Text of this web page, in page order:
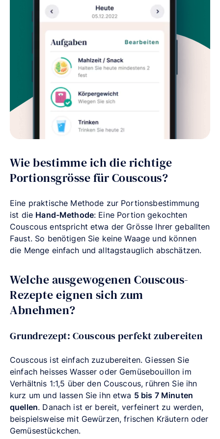
Wie bestimme ich die richtige
Portionsgrösse für Couscous?
Eine praktische Methode zur Portionsbestimmung
ist die Hand-Methode: Eine Portion gekochten
Couscous entspricht etwa der Grösse Ihrer geballten
Faust. So benötigen Sie keine Waage und können
die Menge einfach und alltagstauglich abschätzen.
Welche ausgewogenen Couscous-
Rezepte eignen sich zum
Abnehmen?
Grundrezept: Couscous perfekt zubereiten
Couscous ist einfach zuzubereiten. Giessen Sie
einfach heisses Wasser oder Gemüsebouillon im
Verhältnis 1:1,5 über den Couscous, rühren Sie ihn
kurz um und lassen Sie ihn etwa 5 bis 7 Minuten
quellen. Danach ist er bereit, verfeinert zu werden,
beispielsweise mit Gewürzen, frischen Kräutern oder
Gemüsestückchen.